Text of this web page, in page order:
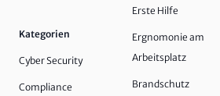
Kategorien
Cyber Security
Compliance
Erste Hilfe
Ergnomonie am
Arbeitsplatz
Brandschutz